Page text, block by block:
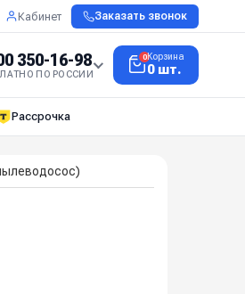
Кабинет Заказать звонок
350-16-98
ПО РОССИИ
0Корзина
0 шт.
Рассрочка